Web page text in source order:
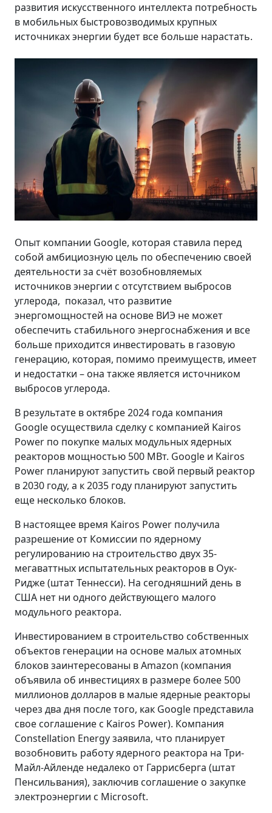
развития искусственного интеллекта потребность
в мобильных быстровозводимых крупных
источниках энергии будет все больше нарастать.
Опыт компании Google, которая ставила перед
собой амбициозную цель по обеспечению своей
деятельности за счёт возобновляемых
источников энергии с отсутствием выбросов
углерода, показал, что развитие
энергомощностей на основе ВИЭ не может
обеспечить стабильного энергоснабжения и все
больше приходится инвестировать в газовую
генерацию, которая, помимо преимуществ, имеет
и недостатки – она также является источником
выбросов углерода.
В результате в октябре 2024 года компания
Google осуществила сделку с компанией Kairos
Power по покупке малых модульных ядерных
реакторов мощностью 500 МВт. Google и Kairos
Power планируют запустить свой первый реактор
в 2030 году, а к 2035 году планируют запустить
еще несколько блоков.
В настоящее время Kairos Power получила
разрешение от Комиссии по ядерному
регулированию на строительство двух 35-
мегаваттных испытательных реакторов в Оук-
Ридже (штат Теннесси). На сегодняшний день в
США нет ни одного действующего малого
модульного реактора.
Инвестированием в строительство собственных
объектов генерации на основе малых атомных
блоков заинтересованы в Amazon (компания
объявила об инвестициях в размере более 500
миллионов долларов в малые ядерные реакторы
через два дня после того, как Google представила
свое соглашение с Kairos Power). Компания
Constellation Energy заявила, что планирует
возобновить работу ядерного реактора на Три-
Майл-Айленде недалеко от Гаррисберга (штат
Пенсильвания), заключив соглашение о закупке
электроэнергии с Microsoft.